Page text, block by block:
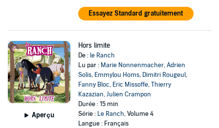
Essayez Standard gratuitement
Aperçu
Hors limite
De : le Ranch
Lu par : Marie Nonnenmacher,Adrien
Solis, Emmylou Homs, Dimitri Rougeul,
Fanny Bloc, Eric Missoffe,Thierry
Kazazian,Julien Crampon
Durée : 15 min
Série : Le Ranch, Volume 4
Langue : Français